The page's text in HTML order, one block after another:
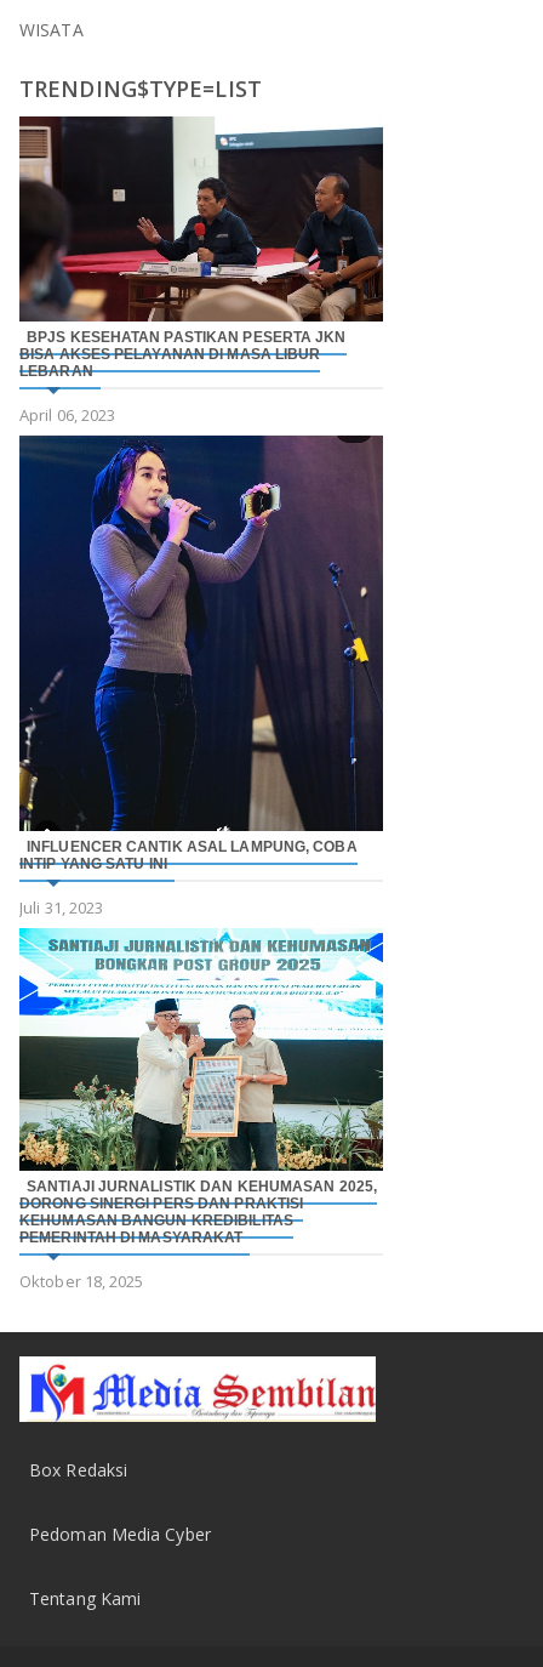
WISATA
TRENDING$TYPE=LIST
BPJS KESEHATAN PASTIKAN PESERTA JKN
BISA AKSES PELAYANAN DI MASA LIBUR
LEBARAN
April 06, 2023
INFLUENCER CANTIK ASAL LAMPUNG, COBA
INTIP YANG SATU INI
Juli 31, 2023
SANTIAJI JURNALISTIK DAN KEHUMASAN 2025,
DORONG SINERGI PERS DAN PRAKTISI
KEHUMASAN BANGUN KREDIBILITAS
PEMERINTAH DI MASYARAKAT
Oktober 18, 2025
Box Redaksi
Pedoman Media Cyber
Tentang Kami